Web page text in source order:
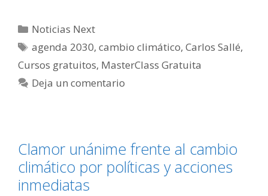
Categorías
Noticias Next
Etiquetas
agenda 2030,cambio climático,Carlos Sallé,
Cursos gratuitos, MasterClass Gratuita
Deja un comentario
Clamor unánime frente al cambio
climático por políticas y acciones
inmediatas